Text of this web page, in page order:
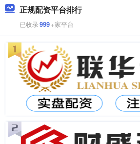
正规配资平台排行
已收录999+家平台